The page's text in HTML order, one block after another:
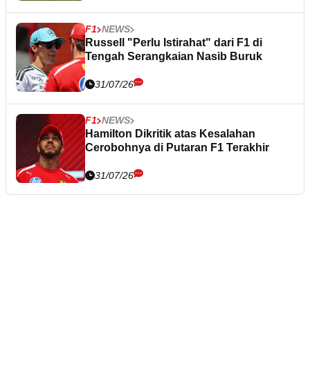
F1 NEWS
Russell "Perlu Istirahat" dari F1 di
Tengah Serangkaian Nasib Buruk
31/07/26
F1 NEWS
Hamilton Dikritik atas Kesalahan
Cerobohnya di Putaran F1 Terakhir
31/07/26